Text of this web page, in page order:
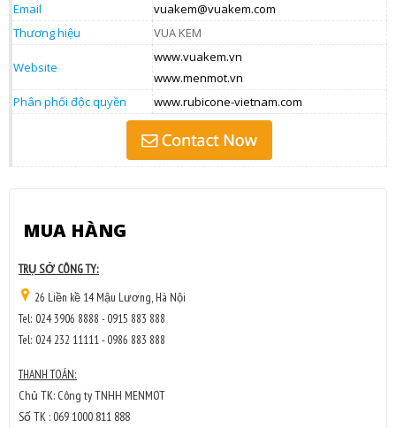
Email
vuakem@vuakem.com
Thương hiệu
VUA KEM
Website
www.vuakem.vn
www.menmot.vn
Phân phối độc quyền
www.rubicone-vietnam.com
MUA HÀNG
TRỤ SỞ CÔNG TY:
26 Liền kề 14 Mậu Lương, Hà Nội
Tel: 024 3906 8888 - 0915 883 888
Tel: 024 232 11111 - 0986 883 888
THANH TOÁN:
Chủ TK: Công ty TNHH MENMOT
Số TK : 069 1000 811 888